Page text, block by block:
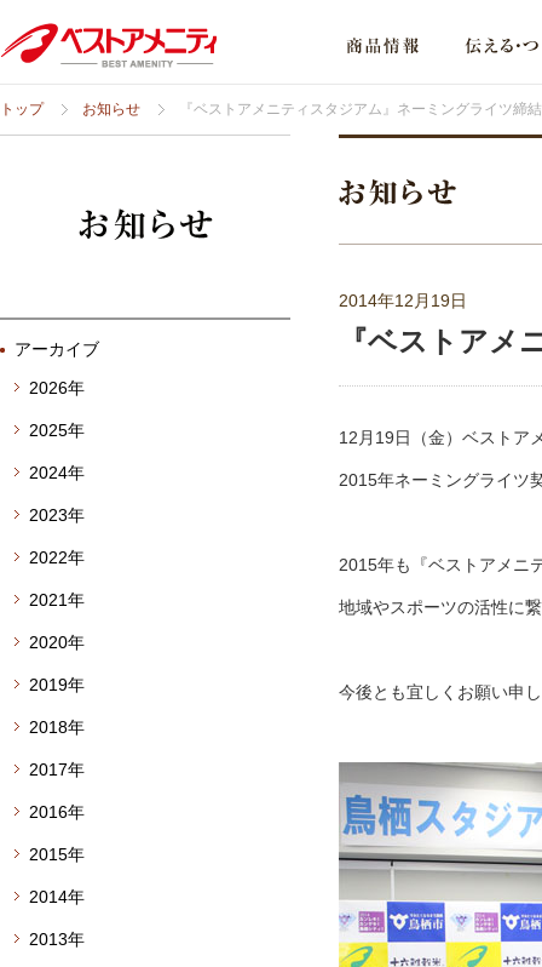
トップ お知らせ 『ベストアメニティスタジアム』ネーミングライツ締
2014年12月19日
『ベストアメ
12月19日（金）ベストア
2015年ネーミングライツ
2015年も『ベストアメニ
地域やスポーツの活性に
今後とも宜しくお願い申
アーカイブ
2026年
2025年
2024年
2023年
2022年
2021年
2020年
2019年
2018年
2017年
2016年
2015年
2014年
2013年